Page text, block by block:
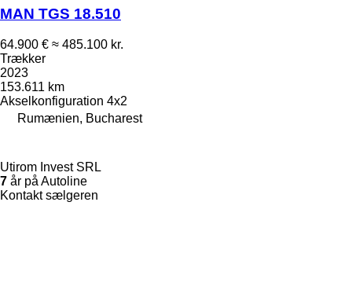
MAN TGS 18.510
64.900 € ≈ 485.100 kr.
Trækker
2023
153.611 km
Akselkonfiguration 4x2
Rumænien, Bucharest
Utirom Invest SRL
7 år på Autoline
Kontakt sælgeren